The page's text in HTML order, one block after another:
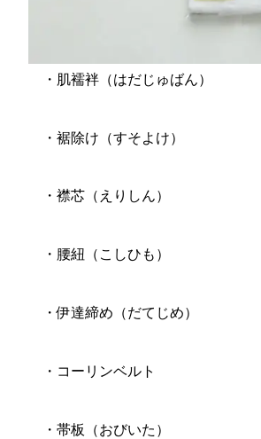
・肌襦袢（はだじゅばん）
・裾除け（すそよけ）
・襟芯（えりしん
・腰紐（こしひも
・伊達締め（だてじめ）
・コーリンベルト
・帯板（おびいた